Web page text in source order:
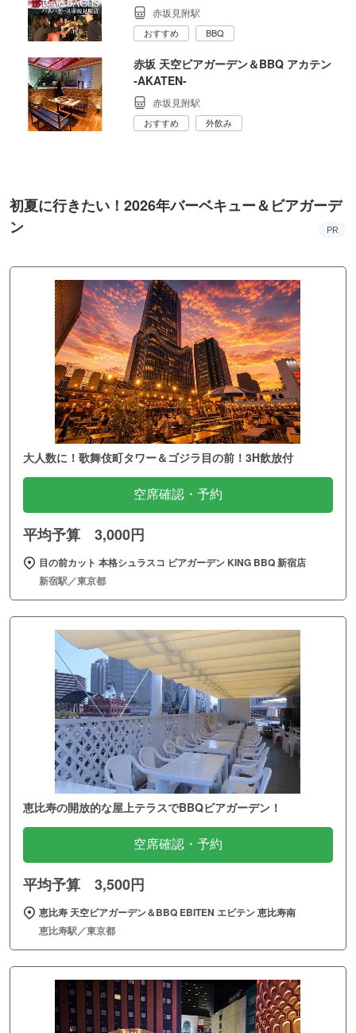
赤坂見附駅
おすすめ BBQ
赤坂 天空ビアガーデン＆BBQ アカテン
‐AKATEN‐
赤坂見附駅
おすすめ 外飲み
初夏に行きたい！2026年バーベキュー＆ビアガーデ
ン
PR
大人数に！歌舞伎町タワー＆ゴジラ目の前！3H飲放付
空席確認・予約
平均予算 3,000円
目の前カット 本格シュラスコ ビアガーデン KING BBQ 新宿店
新宿駅／東京都
恵比寿の開放的な屋上テラスでBBQビアガーデン！
空席確認・予約
平均予算 3,500円
恵比寿 天空ビアガーデン＆BBQ EBITEN エビテン 恵比寿南
恵比寿駅／東京都